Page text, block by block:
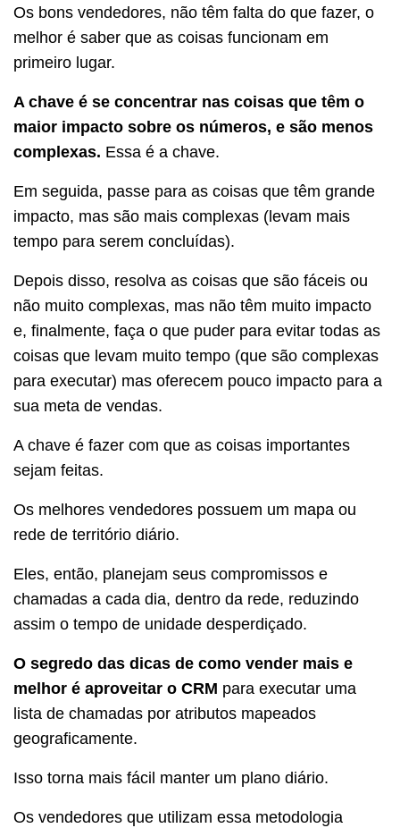
Os bons vendedores, não têm falta do que fazer, o
melhor é saber que as coisas funcionam em
primeiro lugar.
A chave é se concentrar nas coisas que têm o
maior impacto sobre os números, e são menos
complexas. Essa é a chave.
Em seguida, passe para as coisas que têm grande
impacto, mas são mais complexas (levam mais
tempo para serem concluídas).
Depois disso, resolva as coisas que são fáceis ou
não muito complexas, mas não têm muito impacto
e, finalmente, faça o que puder para evitar todas as
coisas que levam muito tempo (que são complexas
para executar) mas oferecem pouco impacto para a
sua meta de vendas.
A chave é fazer com que as coisas importantes
sejam feitas.
Os melhores vendedores possuem um mapa ou
rede de território diário.
Eles, então, planejam seus compromissos e
chamadas a cada dia, dentro da rede, reduzindo
assim o tempo de unidade desperdiçado.
O segredo das dicas de como vender mais e
melhor é aproveitar o CRM para executar uma
lista de chamadas por atributos mapeados
geograficamente.
Isso torna mais fácil manter um plano diário.
Os vendedores que utilizam essa metodologia